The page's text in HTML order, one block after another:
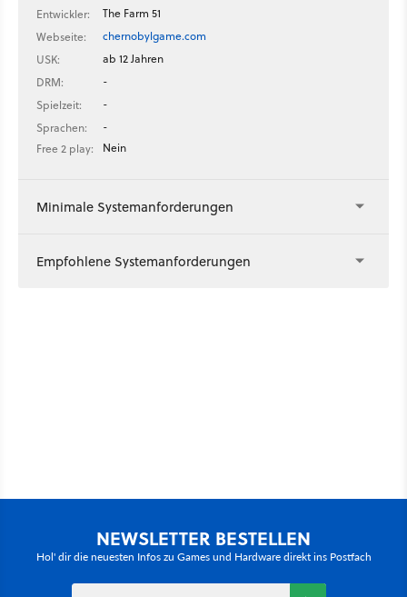
Entwickler:
The Farm 51
Webseite:
chernobylgame.com
USK:
ab 12 Jahren
DRM:
-
Spielzeit:
-
Sprachen:
-
Free 2 play:
Nein
Minimale Systemanforderungen
Empfohlene Systemanforderungen
NEWSLETTER BESTELLEN
Hol' dir die neuesten Infos zu Games und Hardware direkt ins Postfach